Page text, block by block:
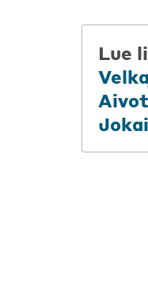
Lue